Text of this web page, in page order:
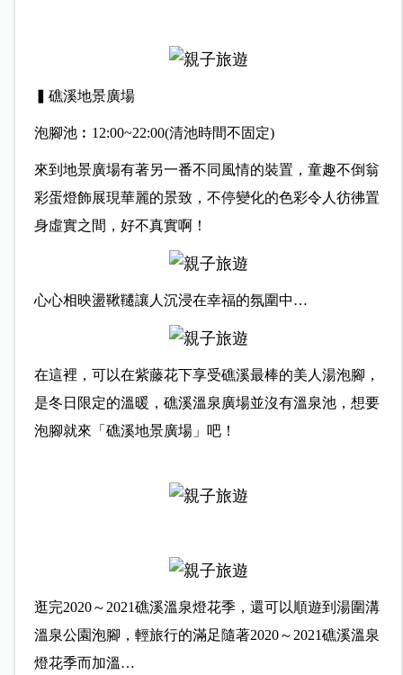
▍礁溪地景廣場
泡腳池︰12:00~22:00(清池時間不固定)
來到地景廣場有著另一番不同風情的裝置，童趣不倒翁
彩蛋燈飾展現華麗的景致，不停變化的色彩令人彷彿置
身虛實之間，好不真實啊！
心心相映盪鞦韆讓人沉浸在幸福的氛圍中…
在這裡，可以在紫藤花下享受礁溪最棒的美人湯泡腳，
是冬日限定的溫暖，礁溪溫泉廣場並沒有溫泉池，想要
泡腳就來「礁溪地景廣場」吧！
逛完2020～2021礁溪溫泉燈花季，還可以順遊到湯圍溝
溫泉公園泡腳，輕旅行的滿足隨著2020～2021礁溪溫泉
燈花季而加溫…